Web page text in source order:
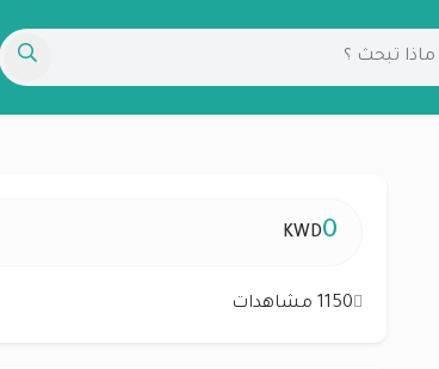
0
KWD
1150 مشاهدات